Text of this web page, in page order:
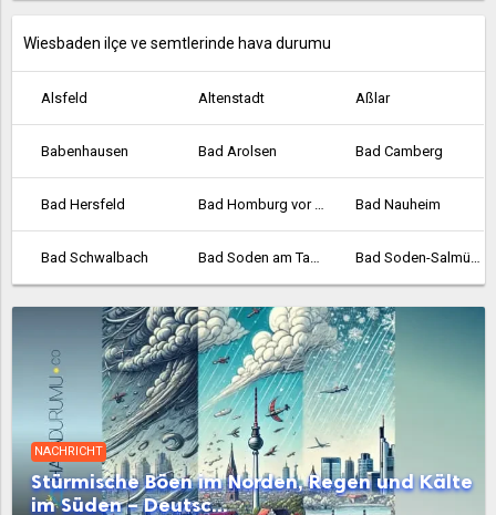
Wiesbaden ilçe ve semtlerinde hava durumu
Alsfeld Altenstadt Aßlar
Babenhausen Bad Arolsen Bad Camberg
Bad Hersfeld Bad Homburg vor der Höhe Bad Nauheim
Bad Schwalbach Bad Soden am Taunus Bad Soden-Salmünster
Bad Vilbel Bad Wildungen Baunatal
Bebra Bensheim Biedenkopf
Bischofsheim Bockenheim Borken
Bornheim Braunfels Bruchköbel
NACHRICHT
Stürmische Böen im Norden, Regen und Kälte
im Süden – Deutsc...